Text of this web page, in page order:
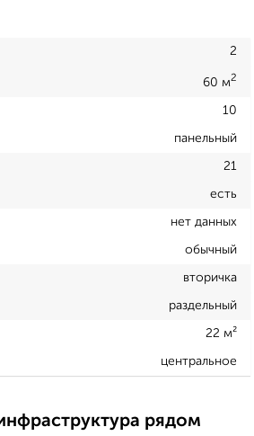
2
60 м2
10
панельный
21
есть
нет данных
обычный
вторичка
раздельный
22 м²
центральное
рядом